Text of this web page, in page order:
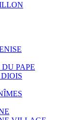
PAPE